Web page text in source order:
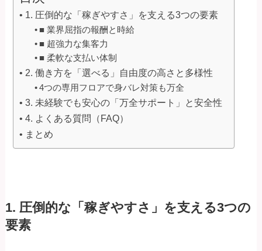
1. 圧倒的な「稼ぎやすさ」を支える3つの要素
■ 業界屈指の報酬と時給
■ 超強力な集客力
■ 柔軟な支払い体制
2. 働き方を「選べる」自由度の高さと多様性
4つの専用フロアで身バレ対策も万全
3. 未経験でも安心の「万全サポート」と安全性
4. よくある質問（FAQ）
まとめ
1. 圧倒的な「稼ぎやすさ」を支える3つの
要素